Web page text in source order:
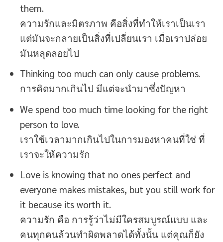
them.
ความรักและมิตรภาพ คือสิ่งที่ทำให้เราเป็นเรา
แต่มันจะกลายเป็นสิ่งที่เปลี่ยนเรา เมื่อเราปล่อย
มันหลุดลอยไป
Thinking too much can only cause problems.
การคิดมากเกินไป มีแต่จะนำมาซึ่งปัญหา
We spend too much time looking for the right
person to love.
เราใช้เวลามากเกินไปในการมองหาคนที่ใช่ ที่
เราจะให้ความรัก
Love is knowing that no ones perfect and
everyone makes mistakes, but you still work for
it because its worth it.
ความรัก คือ การรู้ว่าไม่มีใครสมบูรณ์แบบ และ
คนทุกคนล้วนทำผิดพลาดได้ทั้งนั้น แต่คุณก็ยัง